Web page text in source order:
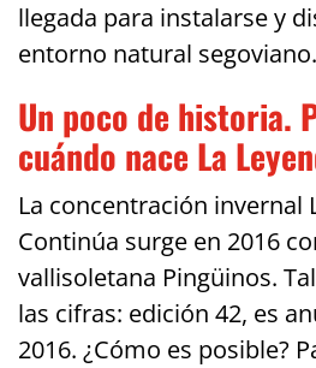
llegada para instalarse y
entorno natural segoviano.
Un poco de historia.
cuándo nace La
La concentración invernal
Continúa surge en 2016
vallisoletana Pingüinos.
las cifras: edición 42, es
2016. ¿Cómo es posible?